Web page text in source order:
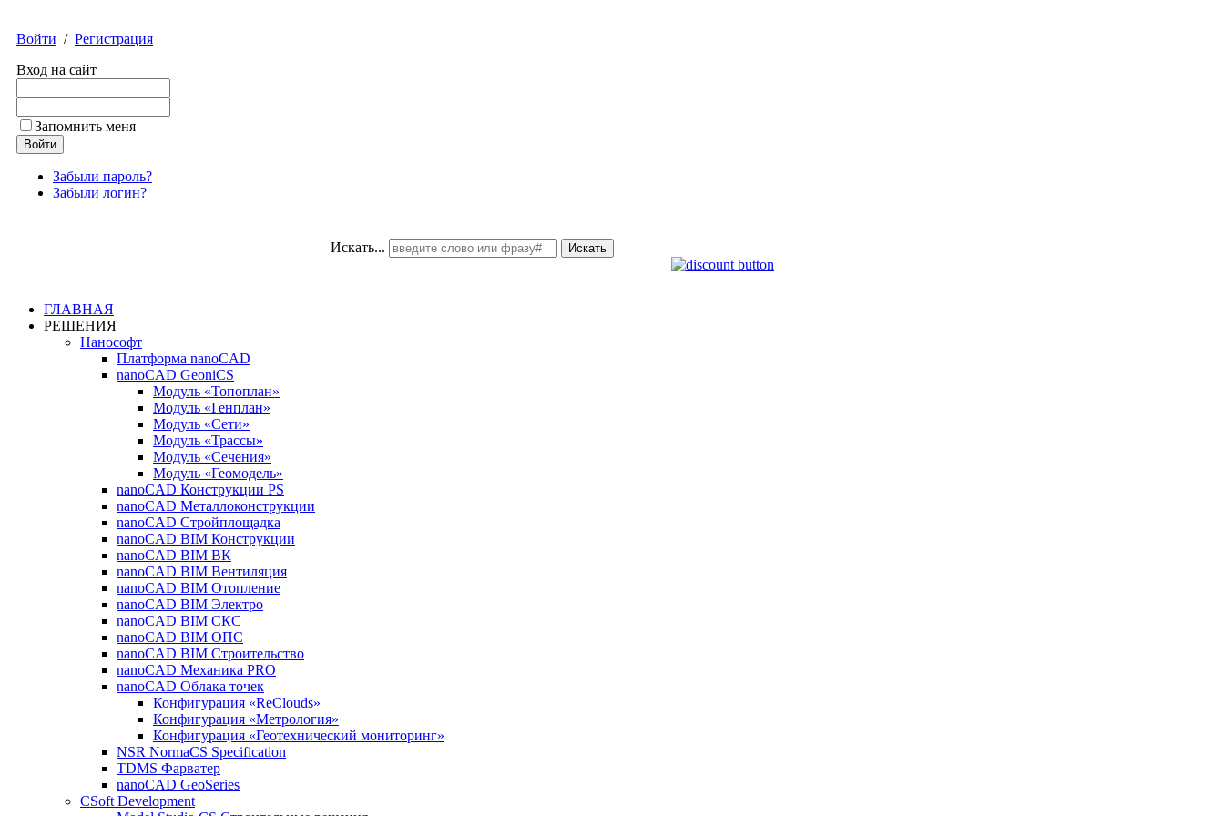
Войти / Регистрация
Вход на сайт
Запомнить меня
Забыли пароль?
Забыли логин?
Искать... Искать
ГЛАВНАЯ
РЕШЕНИЯ
Нанософт
Платформа nanoCAD
nanoCAD GeoniCS
Модуль «Топоплан»
Модуль «Генплан»
Модуль «Сети»
Модуль «Трассы»
Модуль «Сечения»
Модуль «Геомодель»
nanoCAD Конструкции PS
nanoCAD Металлоконструкции
nanoCAD Стройплощадка
nanoCAD BIM Конструкции
nanoCAD BIM ВК
nanoCAD BIM Вентиляция
nanoCAD BIM Отопление
nanoCAD BIM Электро
nanoCAD BIM СКС
nanoCAD BIM ОПС
nanoCAD BIM Строительство
nanoCAD Механика PRO
nanoCAD Облака точек
Конфигурация «ReClouds»
Конфигурация «Метрология»
Конфигурация «Геотехнический мониторинг»
NSR NormaCS Specification
TDMS Фарватер
nanoCAD GeoSeries
CSoft Development